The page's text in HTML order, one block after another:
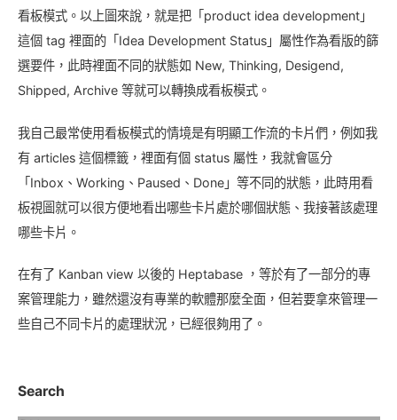
看板模式。以上圖來說，就是把「product idea development」
這個 tag 裡面的「Idea Development Status」屬性作為看版的篩
選要件，此時裡面不同的狀態如 New, Thinking, Desigend,
Shipped, Archive 等就可以轉換成看板模式。
我自己最常使用看板模式的情境是有明顯工作流的卡片們，例如我
有 articles 這個標籤，裡面有個 status 屬性，我就會區分
「Inbox、Working、Paused、Done」等不同的狀態，此時用看
板視圖就可以很方便地看出哪些卡片處於哪個狀態、我接著該處理
哪些卡片。
在有了 Kanban view 以後的 Heptabase ，等於有了一部分的專
案管理能力，雖然還沒有專業的軟體那麼全面，但若要拿來管理一
些自己不同卡片的處理狀況，已經很夠用了。
Search